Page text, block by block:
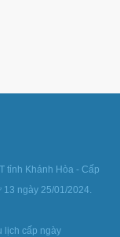
tỉnh Khánh Hòa - Cấp
13 ngày 25/01/2024.
lịch cấp ngày